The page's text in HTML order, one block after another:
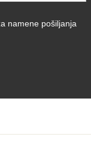
namene pošiljanja